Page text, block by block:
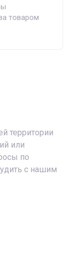
товаром
территории
или
по
с нашим